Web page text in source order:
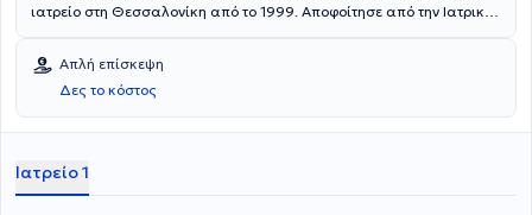
ιατρείο στη Θεσσαλονίκη από το 1999. Αποφοίτησε από την Ιατρική
ειδικεύτηκε στην Παθολογία στο Γενικό Νοσοκομείο Θεσσαλονίκης
“Ιπποκράτειο”. Επιπλέον, εξειδικεύτηκε στον Σακχαρώδη Διαβήτη
στο ίδιο νοσοκομείο. Τέλος, είναι μέλος του Ιατρικού Συλλόγου
Θεσσαλονίκης και έχει παρακολουθήσει πλήθος ελληνικών
αρτηριακή πίεση.
Απλή επίσκεψη
Δες το κόστος
Ιατρείο 1